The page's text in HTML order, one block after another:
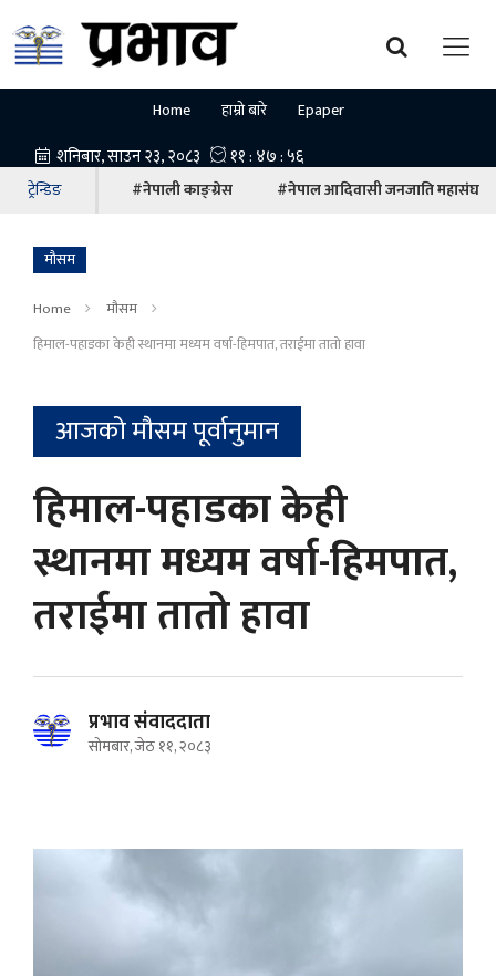
Home हाम्रो बारे Epaper
ट्रेन्डिङ #नेपाली काङ्ग्रेस #नेपाल आदिवासी जनजाति महासंघ
माैसम
Home
माैसम
हिमाल-पहाडका केही स्थानमा मध्यम वर्षा-हिमपात, तराईमा तातो हावा
आजको मौसम पूर्वानुमान
हिमाल-पहाडका केही
स्थानमा मध्यम वर्षा-हिमपात,
तराईमा तातो हावा
प्रभाव संवाददाता
सोमबार, जेठ ११, २०८३